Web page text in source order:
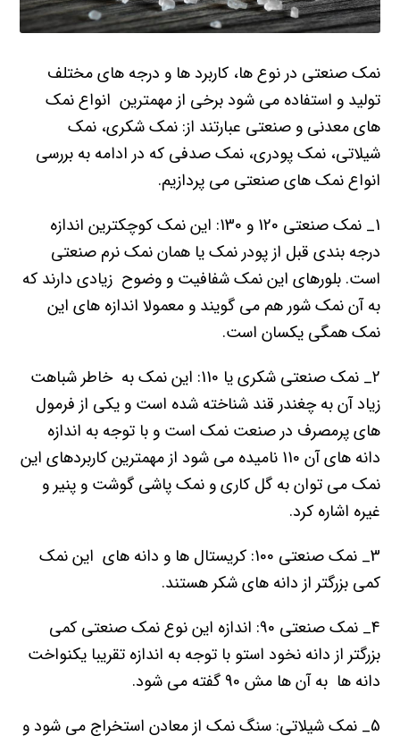
نمک صنعتی در نوع ها، کاربرد ها و درجه های مختلف
تولید و استفاده می شود برخی از مهمترین انواع نمک
های معدنی و صنعتی عبارتند از: نمک شکری، نمک
شیلاتی، نمک پودری، نمک صدفی که در ادامه به بررسی
انواع نمک های صنعتی می پردازیم.
1_ نمک صنعتی 120 و 130: این نمک کوچکترین اندازه
درجه بندی قبل از پودر نمک یا همان نمک نرم صنعتی
است. بلورهای این نمک شفافیت و وضوح زیادی دارند که
به آن نمک شور هم می گویند و معمولا اندازه های این
نمک همگی یکسان است.
2_ نمک صنعتی شکری یا 110: این نمک به خاطر شباهت
زیاد آن به چغندر قند شناخته شده است و یکی از فرمول
های پرمصرف در صنعت نمک است و با توجه به اندازه
دانه های آن 110 نامیده می شود از مهمترین کاربردهای این
نمک می توان به گل کاری و نمک پاشی گوشت و پنیر و
غیره اشاره کرد.
3_ نمک صنعتی 100: کریستال ها و دانه های این نمک
کمی بزرگتر از دانه های شکر هستند.
4_ نمک صنعتی 90: اندازه این نوع نمک صنعتی کمی
بزرگتر از دانه نخود استو با توجه به اندازه تقریبا یکنواخت
دانه ها به آن ها مش 90 گفته می شود.
5_ نمک شیلاتی: سنگ نمک از معادن استخراج می شود و